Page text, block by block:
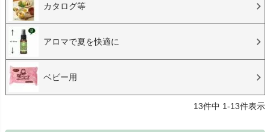
カタログ等
アロマで夏を快適に
ベビー用
13件中 1-13件表示